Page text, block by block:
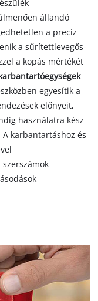
állandó
a precíz
a sűrítettlevegős-
a kopás mértékét
egyesítik a
előnyeit,
használatra kész
karbantartáshoz és